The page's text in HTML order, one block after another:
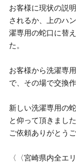
お客様に現状の説
されるか、上のハ
濯専用の蛇口に替
た。
お客様から洗濯専
で、その場で交換
新しい洗濯専用の
と仰って頂きました
ご依頼ありがとう
〈〈宮崎県内全エ